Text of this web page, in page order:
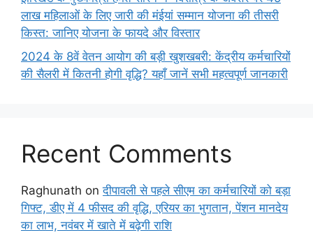
लाख महिलाओं के लिए जारी की मंईयां सम्मान योजना की तीसरी
किस्त: जानिए योजना के फायदे और विस्तार
2024 के 8वें वेतन आयोग की बड़ी खुशखबरी: केंद्रीय कर्मचारियों
की सैलरी में कितनी होगी वृद्धि? यहाँ जानें सभी महत्वपूर्ण जानकारी
Recent Comments
Raghunath onदीपावली से पहले सीएम का कर्मचारियों को बड़ा
गिफ्ट, डीए में 4 फीसद की वृद्धि, एरियर का भुगतान, पेंशन मानदेय
का लाभ, नवंबर में खाते में बढ़ेगी राशि